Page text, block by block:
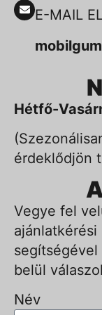
E-MAIL
Hétfő-
érdeklődjön
Vegye fel
segítségével
belül
Név